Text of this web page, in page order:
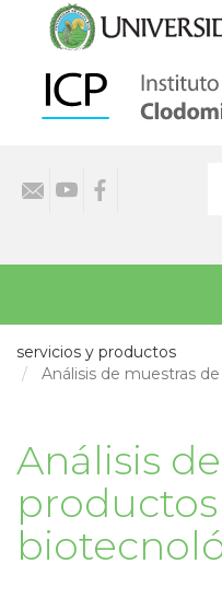
contenido
principal
your
servicios y productos
Análisis de muestras
Análisis
productos